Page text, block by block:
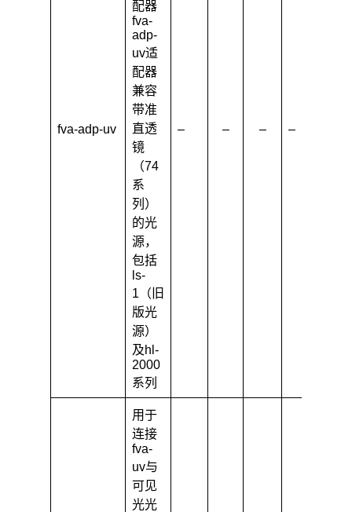
fva-adp-uv
配器
fva-
adp-
uv适
配器
兼容
带准
直透
镜
（74
系
列）
的光
源，
包括
ls-
1（旧
版光
源）
及hl-
2000
系列
– – – –
用于
连接
fva-
uv与
可见
光光